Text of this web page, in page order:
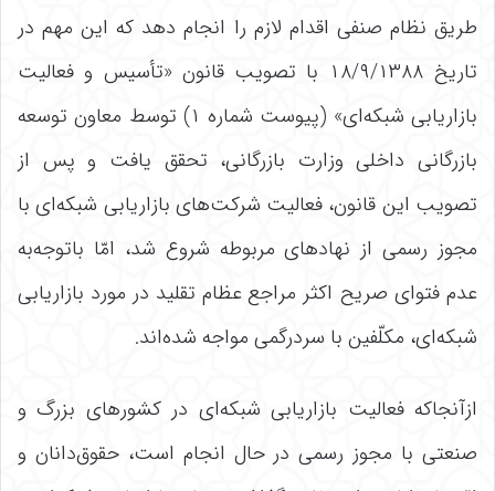
طریق نظام صنفی اقدام لازم را انجام دهد که این مهم در
تاریخ ۱۸/۹/۱۳۸۸ با تصویب قانون «تأسیس و فعالیت
بازاریابی شبکه‌ای» (پیوست شماره ۱) توسط معاون توسعه
بازرگانی داخلی وزارت بازرگانی، تحقق یافت و پس از
تصویب این قانون، فعالیت شرکت‌های بازاریابی شبکه‌ای با
مجوز رسمی از نهادهای مربوطه شروع شد، امّا باتوجه‌به
عدم فتوای صریح اکثر مراجع عظام تقلید در مورد بازاریابی
شبکه‌ای، مکلّفین با سردرگمی مواجه شده‌اند.
ازآنجاکه فعالیت بازاریابی شبکه‌ای در کشورهای بزرگ و
صنعتی با مجوز رسمی در حال انجام است، حقوق‌دانان و